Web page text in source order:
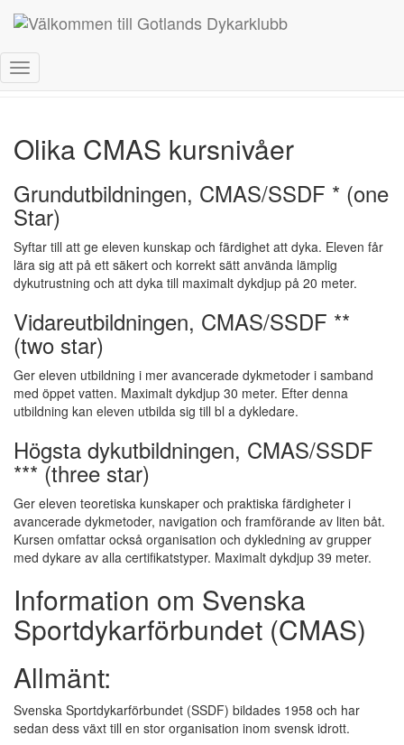
Toggle
Olika CMAS kursnivåer
Grundutbildningen, CMAS/SSDF * (one
Star)
Syftar till att ge eleven kunskap och färdighet att dyka. Eleven får
lära sig att på ett säkert och korrekt sätt använda lämplig
dykutrustning och att dyka till maximalt dykdjup på 20 meter.
Vidareutbildningen, CMAS/SSDF **
(two star)
Ger eleven utbildning i mer avancerade dykmetoder i samband
med öppet vatten. Maximalt dykdjup 30 meter. Efter denna
utbildning kan eleven utbilda sig till bl a dykledare.
Högsta dykutbildningen, CMAS/SSDF
*** (three star)
Ger eleven teoretiska kunskaper och praktiska färdigheter i
avancerade dykmetoder, navigation och framförande av liten båt.
Kursen omfattar också organisation och dykledning av grupper
med dykare av alla certifikatstyper. Maximalt dykdjup 39 meter.
Information om Svenska
Sportdykarförbundet (CMAS)
Allmänt:
Svenska Sportdykarförbundet (SSDF) bildades 1958 och har
sedan dess växt till en stor organisation inom svensk idrott.